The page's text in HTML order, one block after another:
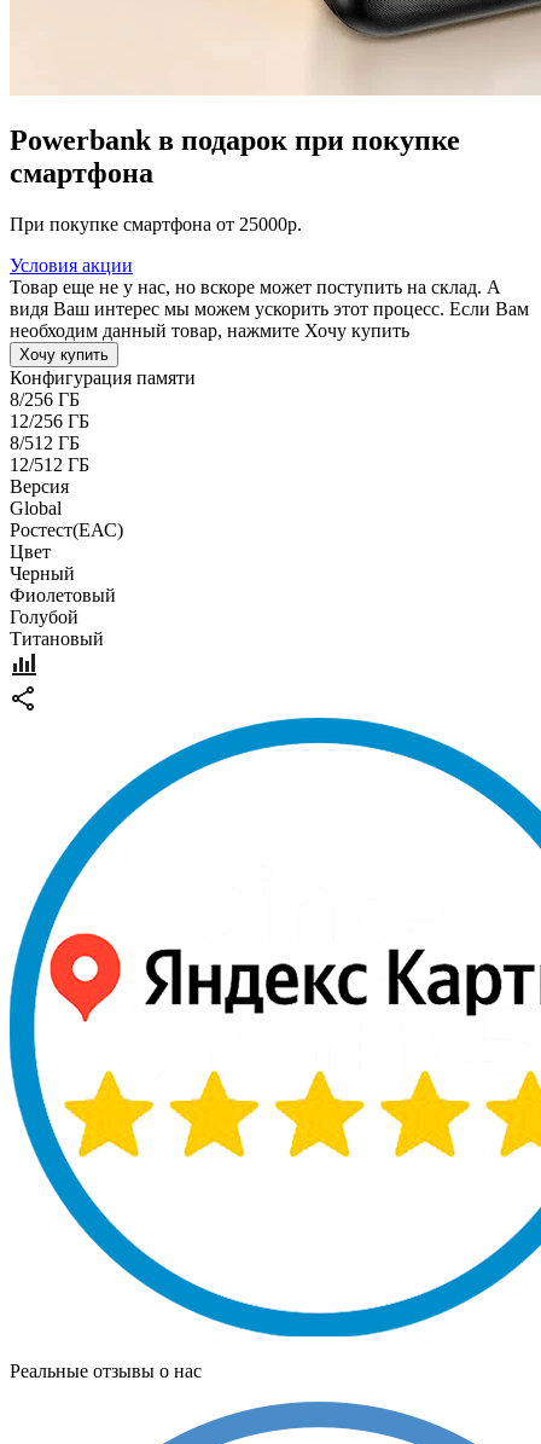
Powerbank в подарок при покупке
смартфона
При покупке смартфона от 25000р.
Условия акции
Товар еще не у нас, но вскоре может поступить на склад. А
видя Ваш интерес мы можем ускорить этот процесс. Если Вам
необходим данный товар, нажмите Хочу купить
Хочу купить
Конфигурация памяти
8/256 ГБ
12/256 ГБ
8/512 ГБ
12/512 ГБ
Версия
Global
Pостест(ЕАС)
Цвет
Черный
Фиолетовый
Голубой
Титановый
Реальные отзывы о нас